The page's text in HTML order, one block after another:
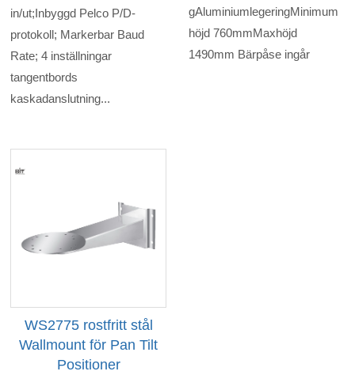
in/ut;Inbyggd Pelco P/D-
protokoll; Markerbar Baud
Rate; 4 inställningar
tangentbords
kaskadanslutning...
gAluminiumlegeringMinimum
höjd 760mmMaxhöjd
1490mm Bärpåse ingår
WS2775 rostfritt stål
Wallmount för Pan Tilt
Positioner